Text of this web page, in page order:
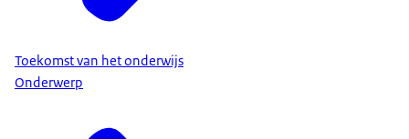
Toekomst van het onderwijs
Onderwerp